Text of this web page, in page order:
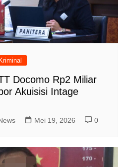
Docomo Rp2 Miliar
Akuisisi Intage
Mei 19, 2026 0